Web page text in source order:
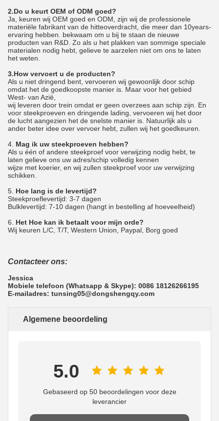
2.Do u keurt OEM of ODM goed?
Ja, keuren wij OEM goed en ODM, zijn wij de professionele
materiële fabrikant van de hitteoverdracht, die meer dan 10years-
ervaring hebben. bekwaam om u bij te staan de nieuwe
producten van R&D. Zo als u het plakken van sommige speciale
materialen nodig hebt, gelieve te aarzelen niet om ons te laten
het weten.
3.How vervoert u de producten?
Als u niet dringend bent, vervoeren wij gewoonlijk door schip
omdat het de goedkoopste manier is. Maar voor het gebied
West- van Azië,
wij leveren door trein omdat er geen overzees aan schip zijn. En
voor steekproeven en dringende lading, vervoeren wij het door
de lucht aangezien het de snelste manier is. Natuurlijk als u
ander beter idee over vervoer hebt, zullen wij het goedkeuren.
4. Mag ik uw steekproeven hebben?
Als u één of andere steekproef voor verwijzing nodig hebt, te
laten gelieve ons uw adres/schip volledig kennen
wijze met koerier, en wij zullen steekproef voor uw verwijzing
schikken.
5. Hoe lang is de levertijd?
Steekproeflevertijd: 3-7 dagen
Bulklevertijd: 7-10 dagen (hangt in bestelling af hoeveelheid)
6. Het Hoe kan ik betaalt voor mijn orde?
Wij keuren L/C, T/T, Western Union, Paypal, Borg goed
Contacteer ons:
Jessica
Mobiele telefoon (Whatsapp & Skype): 0086 18126266195
E-mailadres: tunsing05@dongshengqy.com
Algemene beoordeling
5.0
Gebaseerd op 50 beoordelingen voor deze
leverancier